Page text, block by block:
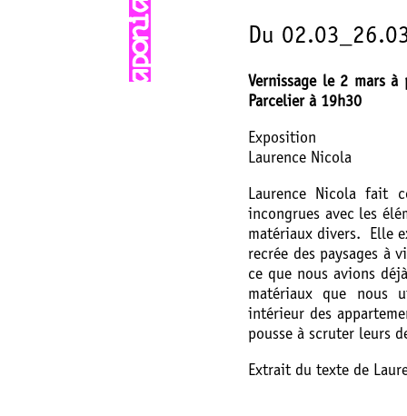
Du
Vernissage le 2 mars
Parcelier à 19h30
Exposition
Laurence Nicola
Laurence Nicola fait
incongrues avec les
matériaux divers. Elle
recrée des paysages à
ce que nous avions
matériaux que nous
intérieur des
pousse à scruter leurs
Extrait du texte de